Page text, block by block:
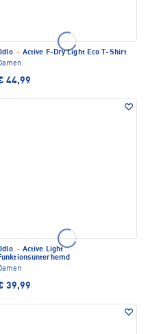
· Active F-Dry Light Eco T-Shirt
44,99
· Active Light
39,99